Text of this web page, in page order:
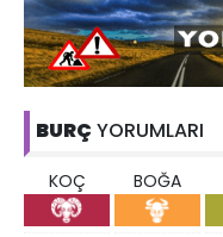
BURÇ YORUMLARI
KOÇ BOĞA